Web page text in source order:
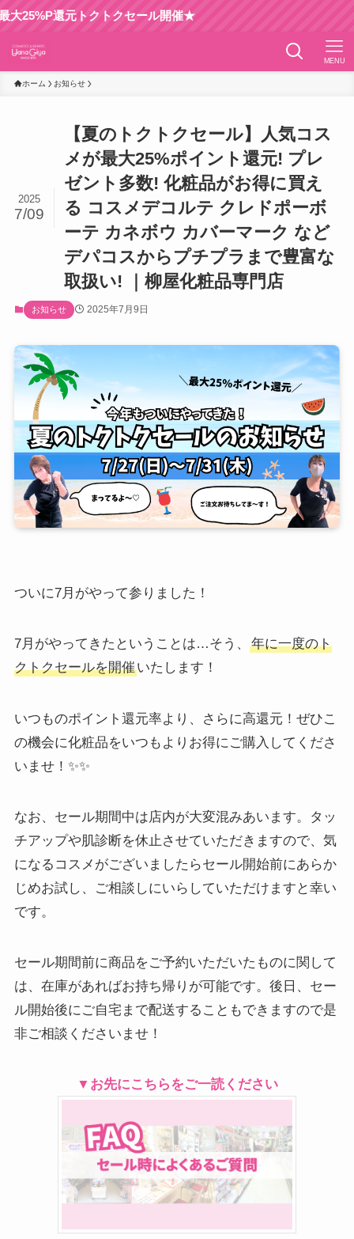
トクセール開催★
MENU
ホーム お知らせ
【夏のトクトクセール】人気コス
メが最大25%ポイント還元! プレ
ゼント多数! 化粧品がお得に買え
る コスメデコルテ クレドポーボ
ーテ カネボウ カバーマーク など
デパコスからプチプラまで豊富な
取扱い! ｜柳屋化粧品専門店
2025
7/09
お知らせ 2025年7月9日
ついに7月がやって参りました！
7月がやってきたということは…そう、
年に一度のト
クトクセールを開催いたします！
いつものポイント還元率より、さらに高還元！ぜひこ
の機会に化粧品をいつもよりお得にご購入してくださ
いませ！✨✨
なお、セール期間中は店内が大変混みあいます。タッ
チアップや肌診断を休止させていただきますので、気
になるコスメがございましたらセール開始前にあらか
じめお試し、ご相談しにいらしていただけますと幸い
です。
セール期間前に商品をご予約いただいたものに関して
は、在庫があればお持ち帰りが可能です。後日、セー
ル開始後にご自宅まで配送することもできますので是
非ご相談くださいませ！
▼お先にこちらをご一読ください